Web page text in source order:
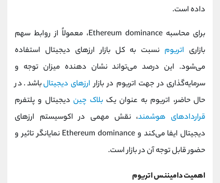
داده است.
برای محاسبه Ethereum dominance، معمولاً از روابط سهم
بازاری اتریوم نسبت به کل بازار ارزهای دیجیتال استفاده
می‌شود. این درصد می‌تواند نشان دهنده میزان توجه و
سرمایه‌گذاری در جهت اتریوم در بازار ارزهای دیجیتالباشد. در
حال حاضر، اتریوم به عنوان یکبلاک‌ چیندیجیتال و پلتفرم
قراردادهای هوشمند، نقش مهمی در اکوسیستم ارزهای
دیجیتال ایفا می‌کند و Ethereum dominance نمایانگر تاثیر و
حضور قابل توجه آن در بازار است.
اهمیت دامیننس اتریوم